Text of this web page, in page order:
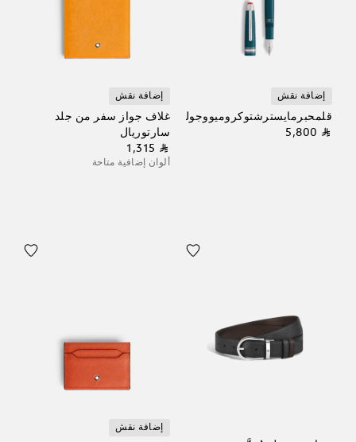
إضافة نقش
قلمحبرمايسترشتوكروميووجولييت
⃁ 5,800
إضافة نقش
غلاف جواز سفر من جلد
سارتوريال
⃁ 1,315
ألوان إضافية متاحة
إضافة نقش